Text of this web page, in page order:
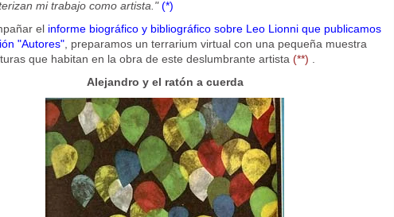
mi trabajo como artista."(*)
el informe biográfico y bibliográfico sobre Leo Lionni que publicamos
"Autores", preparamos un terrarium virtual con una pequeña muestra
que habitan en la obra de este deslumbrante artista (**)
Alejandro y el ratón a cuerda